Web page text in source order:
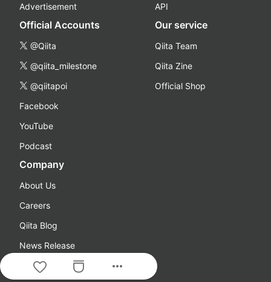
more_horiz
Advertisement
API
Official Accounts
@Qiita
@qiita_milestone
@qiitapoi
Facebook
YouTube
Podcast
Our service
Qiita Team
Qiita Zine
Official Shop
Company
About Us
Careers
Qiita Blog
News Release